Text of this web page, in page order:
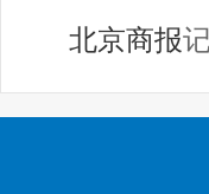
北京商报